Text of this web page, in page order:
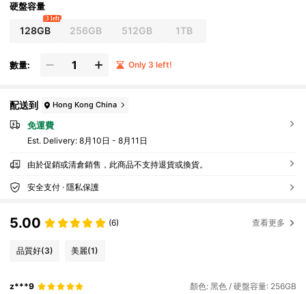
硬盤容量
128GB
3 left
256GB 512GB 1TB
數量: Only 3 left!
配送到 Hong Kong China
免運費
​Est. Delivery: 8月10日 - 8月11日
由於促銷或清倉銷售，此商品不支持退貨或換貨。
安全支付 · 隱私保護
5.00 (6) 查看更多
品質好(3) 美麗(1)
z***9 顏色: 黑色 / 硬盤容量: 256GB